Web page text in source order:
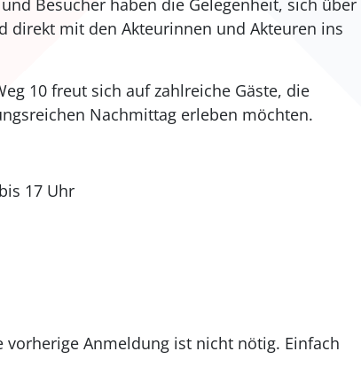
direkt mit den Akteurinnen und Akteuren ins
10 freut sich auf zahlreiche Gäste, die
Nachmittag erleben möchten.
17 Uhr
vorherige Anmeldung ist nicht nötig. Einfach